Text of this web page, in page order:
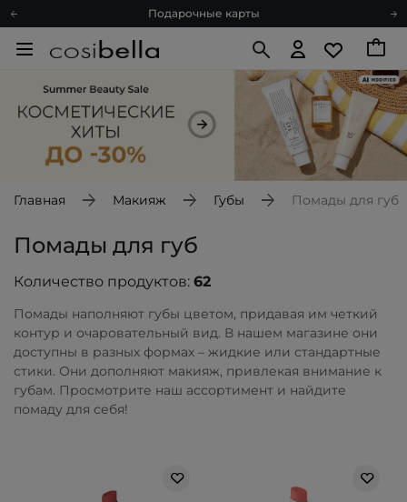
Подарочные карты
Доставка с любовью
Главная Макияж Губы Помады для губ
Помады для губ
Количество продуктов: 62
Помады наполняют губы цветом, придавая им четкий
контур и очаровательный вид. В нашем магазине они
доступны в разных формах – жидкие или стандартные
стики. Они дополняют макияж, привлекая внимание к
губам. Просмотрите наш ассортимент и найдите
помаду для себя!